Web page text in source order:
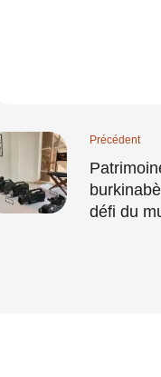
Précédent
défi du